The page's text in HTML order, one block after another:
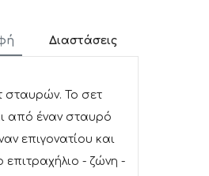
Διαστάσεις
σταυρών. Το σετ
από έναν σταυρό
επιγονατίου και
επιτραχήλιο - ζώνη -